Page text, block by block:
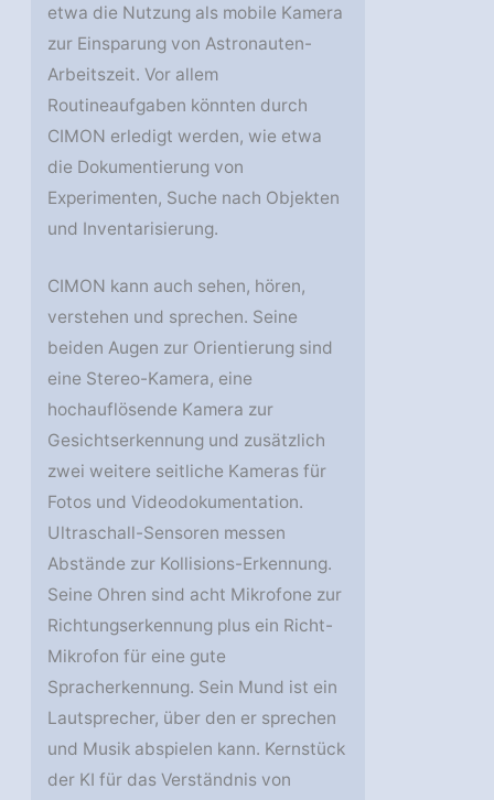
etwa die Nutzung als mobile Kamera
zur Einsparung von Astronauten-
Arbeitszeit. Vor allem
Routineaufgaben könnten durch
CIMON erledigt werden, wie etwa
die Dokumentierung von
Experimenten, Suche nach Objekten
und Inventarisierung.
CIMON kann auch sehen, hören,
verstehen und sprechen. Seine
beiden Augen zur Orientierung sind
eine Stereo-Kamera, eine
hochauflösende Kamera zur
Gesichtserkennung und zusätzlich
zwei weitere seitliche Kameras für
Fotos und Videodokumentation.
Ultraschall-Sensoren messen
Abstände zur Kollisions-Erkennung.
Seine Ohren sind acht Mikrofone zur
Richtungserkennung plus ein Richt-
Mikrofon für eine gute
Spracherkennung. Sein Mund ist ein
Lautsprecher, über den er sprechen
und Musik abspielen kann. Kernstück
der KI für das Verständnis von